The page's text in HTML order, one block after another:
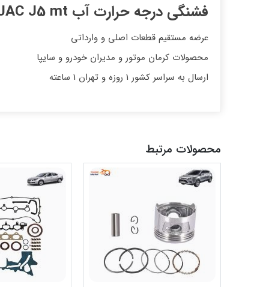
فشنگی درجه حرارت آب JAC J5 mtوارداتی
عرضه مستقیم قطعات اصلی و وارداتی
محصولات کرمان موتور و مدیران خودرو و سایپا
ارسال به سراسر کشور 1 روزه و تهران 1 ساعته
محصولات مرتبط